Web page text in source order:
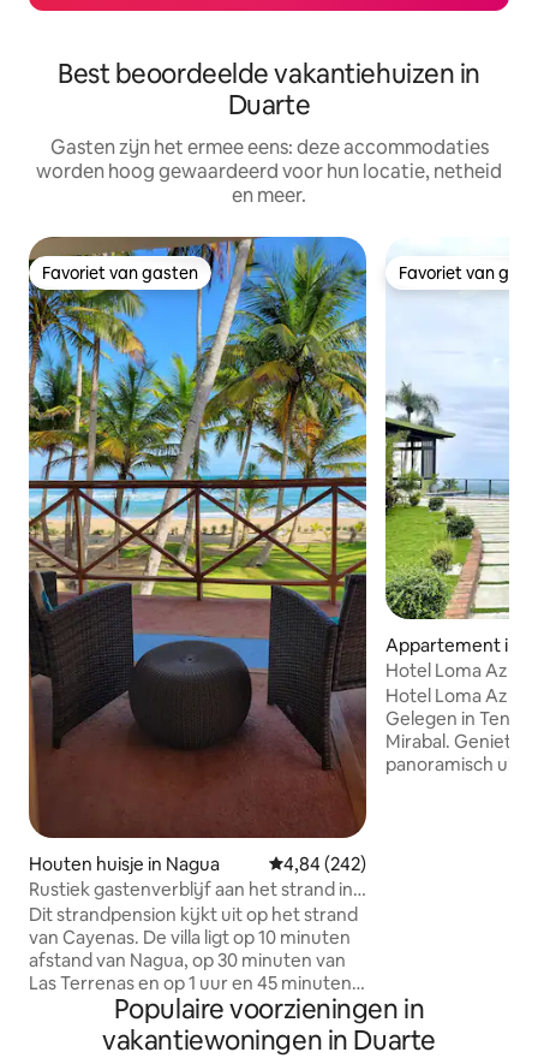
Best beoordeelde vakantiehuizen in
Duarte
Gasten zijn het ermee eens: deze accommodaties
worden hoog gewaardeerd voor hun locatie, netheid
en meer.
Favoriet van gasten
Favoriet van gasten
Houten huisje in Nagua Gemiddelde beoordeling van
4,84 (242)
Rustiek gastenverblijf aan het strand in
Cayenas
Dit strandpension kijkt uit op het strand
van Cayenas. De villa ligt op 10 minuten
afstand van Nagua, op 30 minuten van
Las Terrenas en op 1 uur en 45 minuten
van de luchthaven (SDQ). De villa heeft
een gedeelde achtertuin met ruimte
voor buitenentertainment op het
Favoriet van
Favoriet van
Appartement in
Hotel Loma Azul,
Hotel Loma Azul,
Gelegen in
Mirabal. Geniet van een ongeëvenaard
panoramisch
Museum, op 1
Populaire voorzieningen in
vakantiewoningen in Duarte